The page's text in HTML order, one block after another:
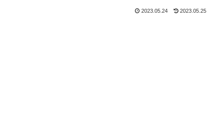
2023.05.24 2023.05.25